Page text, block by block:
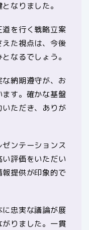
なりました。
道を行く戦略立案
た視点は、今後
なるでしょう。
な納期遵守が、お
す。確かな基盤
ただき、ありが
ゼンテーションス
評価をいただい
提供が印象的で
に忠実な議論が展
りました。一貫